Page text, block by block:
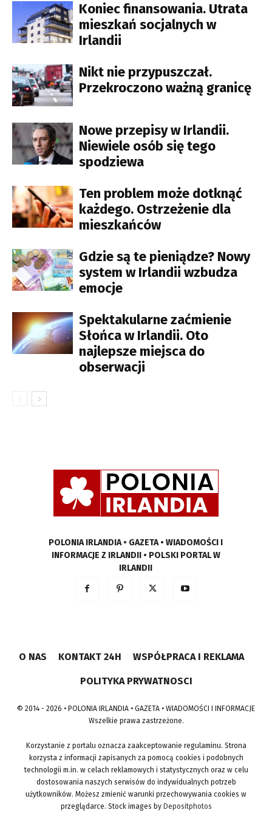
Koniec finansowania. Utrata
mieszkań socjalnych w
Irlandii
Nikt nie przypuszczał.
Przekroczono ważną granicę
Nowe przepisy w Irlandii.
Niewiele osób się tego
spodziewa
Ten problem może dotknąć
każdego. Ostrzeżenie dla
mieszkańców
Gdzie są te pieniądze? Nowy
system w Irlandii wzbudza
emocje
Spektakularne zaćmienie
Słońca w Irlandii. Oto
najlepsze miejsca do
obserwacji
POLONIA IRLANDIA • GAZETA • WIADOMOŚCI I
INFORMACJE Z IRLANDII • POLSKI PORTAL W
IRLANDII
O NAS KONTAKT 24H WSPÓŁPRACA I REKLAMA
POLITYKA PRYWATNOSCI
© 2014 - 2026 • POLONIA IRLANDIA • GAZETA • WIADOMOŚCI I INFORMACJE
Wszelkie prawa zastrzeżone.
Korzystanie z portalu oznacza zaakceptowanie regulaminu. Strona
korzysta z informacji zapisanych za pomocą cookies i podobnych
technologii m.in. w celach reklamowych i statystycznych oraz w celu
dostosowania naszych serwisów do indywidualnych potrzeb
użytkowników. Możesz zmienić warunki przechowywania cookies w
przeglądarce. Stock images by Depositphotos